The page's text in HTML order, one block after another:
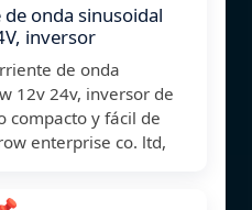
onda sinusoidal
inversor
de onda
12v 24v, inversor de
compacto y fácil de
enterprise co. ltd,